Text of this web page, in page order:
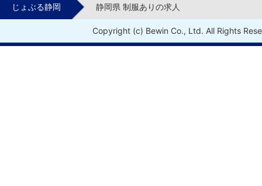
じょぶる静岡 静岡県 制服ありの求人
Copyright (c) Bewin Co., Ltd. All Rights